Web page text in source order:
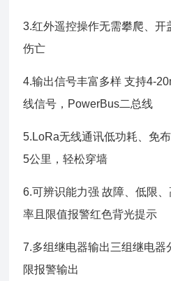
3.红外遥控操作无需攀爬、开
伤亡
4.输出信号丰富多样 支持4-
线信号，PowerBus二总线
5.LoRa无线通讯低功耗、免
5公里，轻松穿墙
6.可辨识能力强 故障、低限
率且限值报警红色背光提示
7.多组继电器输出三组继电器
限报警输出